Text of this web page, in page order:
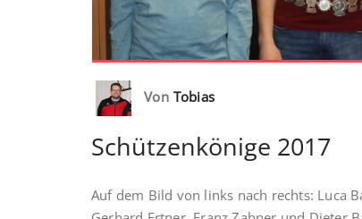
Von Tobias
Schützenkönige 2017
Auf dem Bild von links nach rechts: Luca